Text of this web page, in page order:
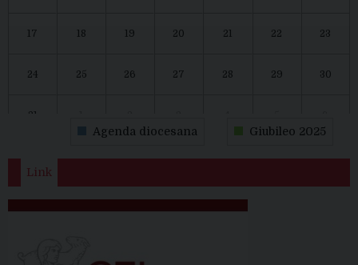
17 18 19 20 21 22 23
24 25 26 27 28 29 30
31
Agenda diocesana Giubileo 2025
Link